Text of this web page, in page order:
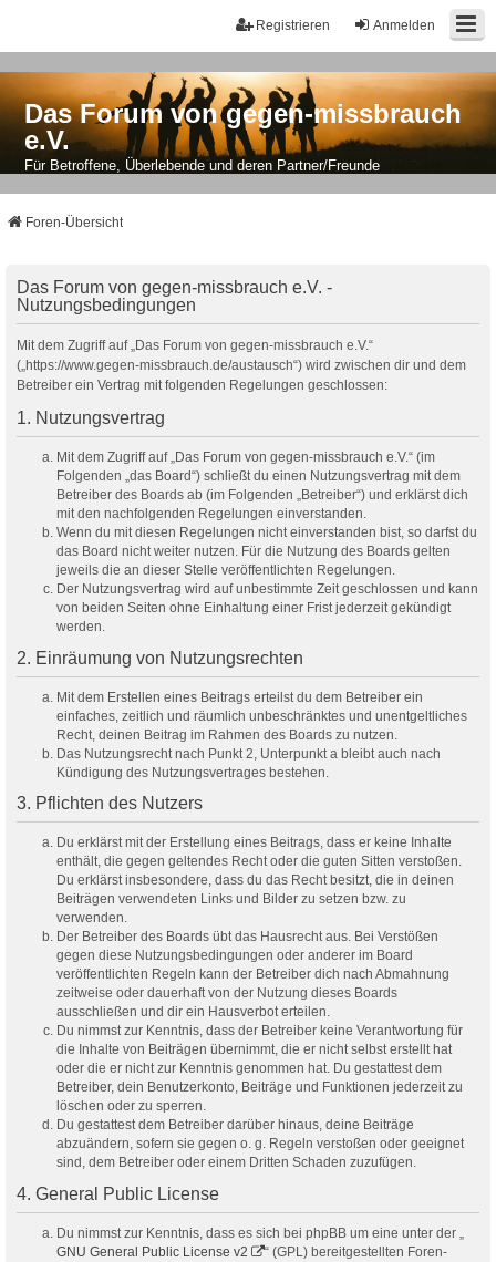
Anmelden
Registrieren
Das Forum von gegen-missbrauch
e.V.
Für Betroffene, Überlebende und deren Partner/Freunde
Foren-Übersicht
Das Forum von gegen-missbrauch e.V. -
Nutzungsbedingungen
Mit dem Zugriff auf „Das Forum von gegen-missbrauch e.V.“
(„https://www.gegen-missbrauch.de/austausch“) wird zwischen dir und dem
Betreiber ein Vertrag mit folgenden Regelungen geschlossen:
1. Nutzungsvertrag
Mit dem Zugriff auf „Das Forum von gegen-missbrauch e.V.“ (im
Folgenden „das Board“) schließt du einen Nutzungsvertrag mit dem
Betreiber des Boards ab (im Folgenden „Betreiber“) und erklärst dich
mit den nachfolgenden Regelungen einverstanden.
Wenn du mit diesen Regelungen nicht einverstanden bist, so darfst du
das Board nicht weiter nutzen. Für die Nutzung des Boards gelten
jeweils die an dieser Stelle veröffentlichten Regelungen.
Der Nutzungsvertrag wird auf unbestimmte Zeit geschlossen und kann
von beiden Seiten ohne Einhaltung einer Frist jederzeit gekündigt
werden.
2. Einräumung von Nutzungsrechten
Mit dem Erstellen eines Beitrags erteilst du dem Betreiber ein
einfaches, zeitlich und räumlich unbeschränktes und unentgeltliches
Recht, deinen Beitrag im Rahmen des Boards zu nutzen.
Das Nutzungsrecht nach Punkt 2, Unterpunkt a bleibt auch nach
Kündigung des Nutzungsvertrages bestehen.
3. Pflichten des Nutzers
Du erklärst mit der Erstellung eines Beitrags, dass er keine Inhalte
enthält, die gegen geltendes Recht oder die guten Sitten verstoßen.
Du erklärst insbesondere, dass du das Recht besitzt, die in deinen
Beiträgen verwendeten Links und Bilder zu setzen bzw. zu
verwenden.
Der Betreiber des Boards übt das Hausrecht aus. Bei Verstößen
gegen diese Nutzungsbedingungen oder anderer im Board
veröffentlichten Regeln kann der Betreiber dich nach Abmahnung
zeitweise oder dauerhaft von der Nutzung dieses Boards
ausschließen und dir ein Hausverbot erteilen.
Du nimmst zur Kenntnis, dass der Betreiber keine Verantwortung für
die Inhalte von Beiträgen übernimmt, die er nicht selbst erstellt hat
oder die er nicht zur Kenntnis genommen hat. Du gestattest dem
Betreiber, dein Benutzerkonto, Beiträge und Funktionen jederzeit zu
löschen oder zu sperren.
Du gestattest dem Betreiber darüber hinaus, deine Beiträge
abzuändern, sofern sie gegen o. g. Regeln verstoßen oder geeignet
sind, dem Betreiber oder einem Dritten Schaden zuzufügen.
4. General Public License
Du nimmst zur Kenntnis, dass es sich bei phpBB um eine unter der „
GNU General Public License v2
“ (GPL) bereitgestellten Foren-